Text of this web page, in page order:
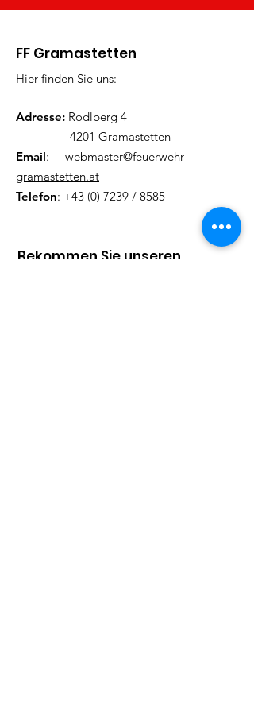
FF Gramastetten
Hier finden Sie uns:
Adresse: Rodlberg 4
4201 Gramastetten
Email: webmaster@feuerwehr-
gramastetten.at
Telefon: +43 (0) 7239 / 8585
Bekommen Sie unseren